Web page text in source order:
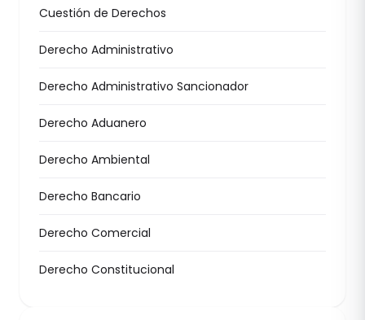
Cuestión de Derechos
Derecho Administrativo
Derecho Administrativo Sancionador
Derecho Aduanero
Derecho Ambiental
Derecho Bancario
Derecho Comercial
Derecho Constitucional